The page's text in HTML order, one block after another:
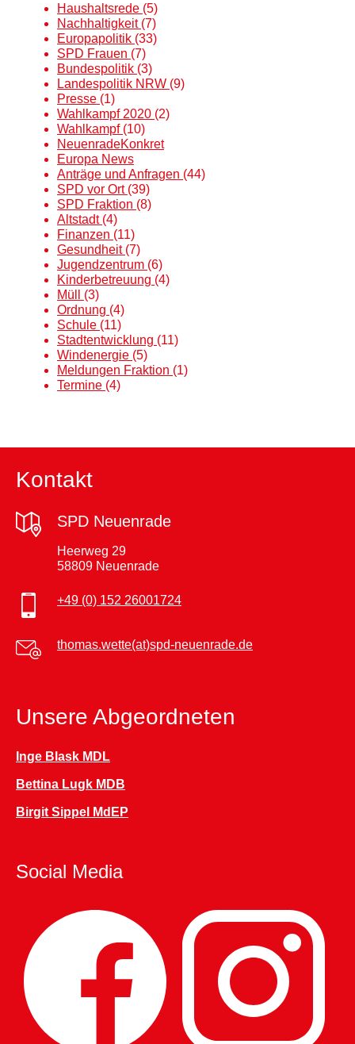
Haushaltsrede (5)
Nachhaltigkeit (7)
Europapolitik (33)
SPD Frauen (7)
Bundespolitik (3)
Landespolitik NRW (9)
Presse (1)
Wahlkampf 2020 (2)
Wahlkampf (10)
NeuenradeKonkret
Europa News
Anträge und Anfragen (44)
SPD vor Ort (39)
SPD Fraktion (8)
Altstadt (4)
Finanzen (11)
Gesundheit (7)
Jugendzentrum (6)
Kinderbetreuung (4)
Müll (3)
Ordnung (4)
Schule (11)
Stadtentwicklung (11)
Windenergie (5)
Meldungen Fraktion (1)
Termine (4)
Kontakt
SPD Neuenrade
Heerweg 29
58809 Neuenrade
+49 (0) 152 26001724
thomas.wette(at)spd-neuenrade.de
Unsere Abgeordneten
Inge Blask MDL
Bettina Lugk MDB
Birgit Sippel MdEP
Social Media